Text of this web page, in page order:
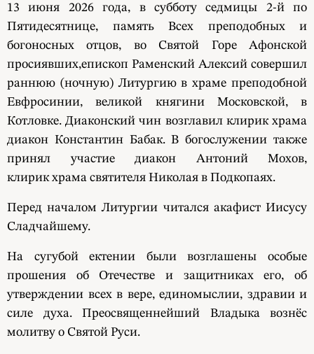
13 июня 2026 года, в субботу седмицы 2-й по
Пятидесятнице, память Всех преподобных и
богоносных отцов, во Святой Горе Афонской
просиявших,епископ Раменский Алексий совершил
раннюю (ночную) Литургию в храме преподобной
Евфросинии, великой княгини Московской, в
Котловке. Диаконский чин возглавил клирик храма
диакон Константин Бабак. В богослужении также
принял участие диакон Антоний Мохов,
клирик храма святителя Николая в Подкопаях.
Перед началом Литургии читался акафист Иисусу
Сладчайшему.
На сугубой ектении были возглашены особые
прошения об Отечестве и защитниках его, об
утверждении всех в вере, единомыслии, здравии и
силе духа. Преосвященнейший Владыка вознёс
молитву о Святой Руси.